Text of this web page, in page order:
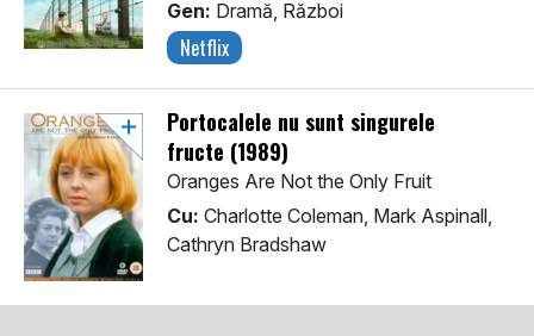
Gen: Dramă, Război
Netflix
Portocalele nu sunt singurele
fructe (1989)
Oranges Are Not the Only Fruit
Cu: Charlotte Coleman, Mark Aspinall,
Cathryn Bradshaw